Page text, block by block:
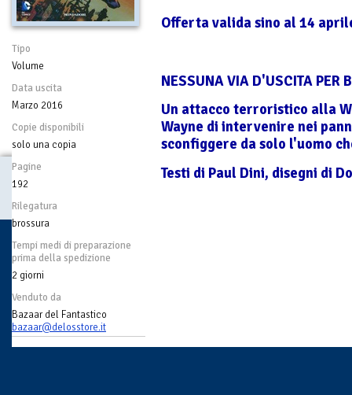
Tipo
Volume
Data uscita
Marzo 2016
Copie disponibili
solo una copia
Pagine
192
Rilegatura
brossura
Tempi medi di preparazione
prima della spedizione
2 giorni
Venduto da
Bazaar del Fantastico
bazaar@delosstore.it
Offerta valida sino al 14
NESSUNA VIA D'USCITA PER
Un attacco terroristico alla
Wayne di intervenire nei
sconfiggere da solo l'uomo
Testi di Paul Dini, disegni di